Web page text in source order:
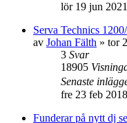
lör 19 jun
Serva Technics
av Johan Fälth » tor
3 Svar
18905
Senaste
fre 23 feb
Funderar på nytt dj